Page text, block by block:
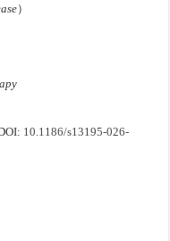
）
10.1186/s13195-026-